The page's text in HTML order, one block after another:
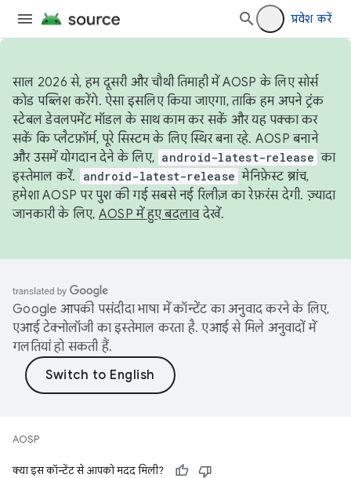
प्रवेश करें
साल 2026 से, हम दूसरी और चौथी तिमाही में AOSP के लिए सोर्स
कोड पब्लिश करेंगे. ऐसा इसलिए किया जाएगा, ताकि हम अपने ट्रंक
स्टेबल डेवलपमेंट मॉडल के साथ काम कर सकें और यह पक्का कर
सकें कि प्लैटफ़ॉर्म, पूरे सिस्टम के लिए स्थिर बना रहे. AOSP बनाने
और उसमें योगदान देने के लिए, android-latest-release का
इस्तेमाल करें.
android-latest-release मेनिफ़ेस्ट ब्रांच,
हमेशा AOSP पर पुश की गई सबसे नई रिलीज़ का रेफ़रंस देगी. ज़्यादा
जानकारी के लिए, AOSP में हुए बदलावदेखें.
Google आपकी पसंदीदा भाषा में कॉन्टेंट का अनुवाद करने के लिए,
एआई टेक्नोलॉजी का इस्तेमाल करता है. एआई से मिले अनुवादों में
गलतियां हो सकती हैं.
AOSP
क्या इस कॉन्टेंट से आपको मदद मिली?